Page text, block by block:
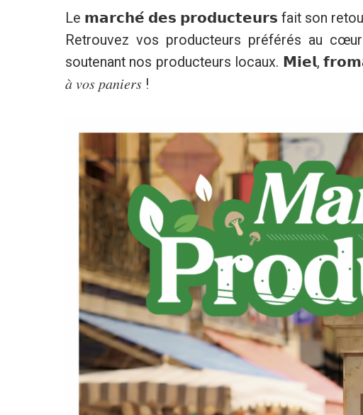
Le 𝗺𝗮𝗿𝗰𝗵𝗲́ 𝗱𝗲𝘀 𝗽𝗿𝗼𝗱𝘂𝗰𝘁𝗲𝘂𝗿𝘀 fait son retour
Retrouvez vos producteurs préférés au
soutenant nos producteurs locaux. 𝗠𝗶𝗲𝗹,
𝑎̀ 𝑣𝑜𝑠 𝑝𝑎𝑛𝑖𝑒𝑟𝑠 !